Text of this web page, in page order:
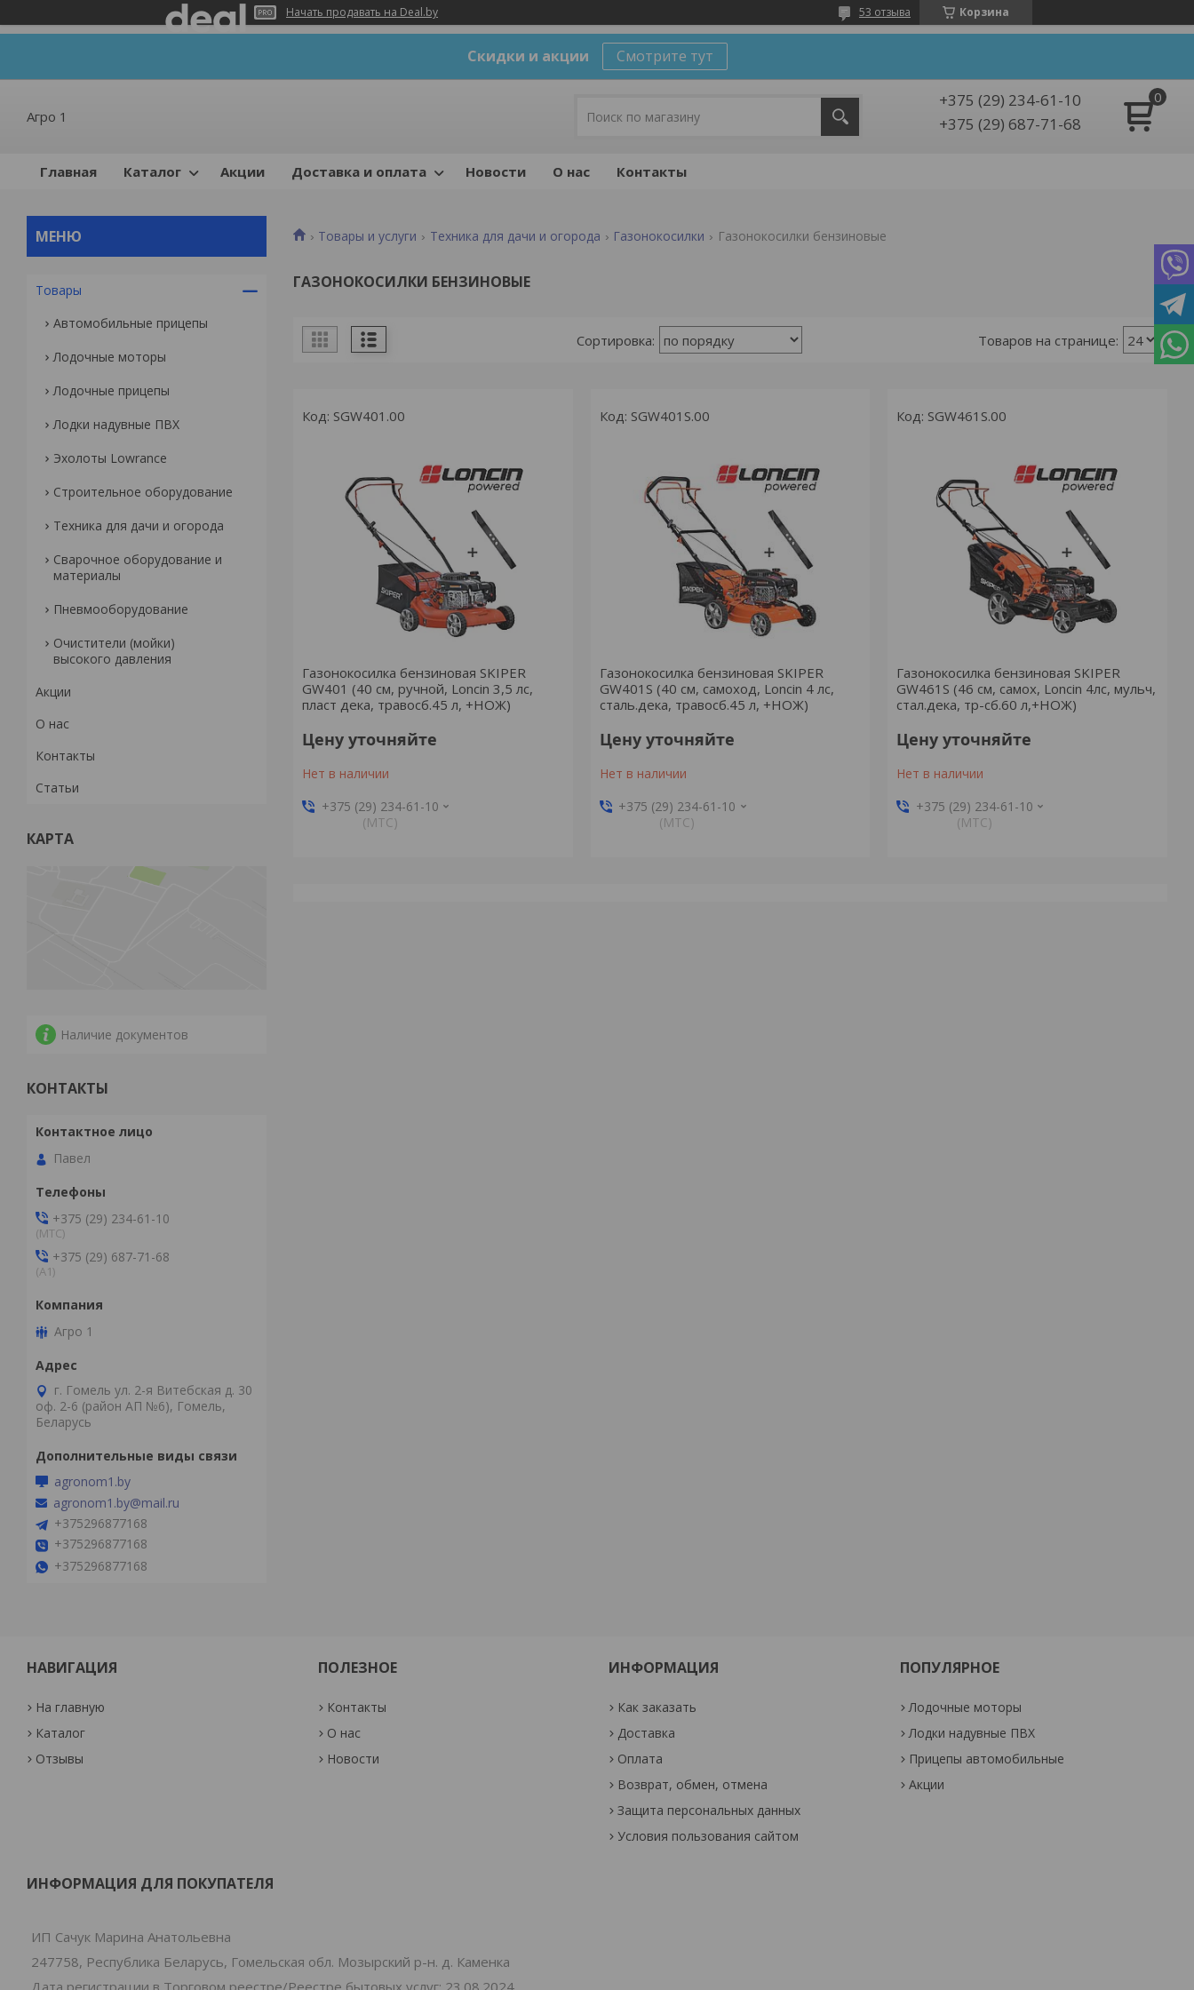
Начать продавать на Deal.by Корзина
53 отзыва
Скидки и акции Смотрите тут
Агро 1
+375 (29) 234-61-10
+375 (29) 687-71-68
Главная Каталог Акции Доставка и оплата Новости О нас Контакты
Товары и услуги Техника для дачи и огорода Газонокосилки Газонокосилки бензиновые
ГАЗОНОКОСИЛКИ БЕНЗИНОВЫЕ
SGW401.00
Газонокосилка бензиновая SKIPER
GW401 (40 см, ручной, Loncin 3,5 лс,
пласт дека, травосб.45 л, +НОЖ)
Цену уточняйте
Нет в наличии
+375 (29) 234-61-10
(MTС)
SGW401S.00
Газонокосилка бензиновая SKIPER
GW401S (40 см, самоход, Loncin 4 лс,
сталь.дека, травосб.45 л, +НОЖ)
Цену уточняйте
Нет в наличии
+375 (29) 234-61-10
(MTС)
SGW461S.00
Газонокосилка бензиновая SKIPER
GW461S (46 см, самох, Loncin 4лс, мульч,
стал.дека, тр-сб.60 л,+НОЖ)
Цену уточняйте
Нет в наличии
+375 (29) 234-61-10
(MTС)
Товары
Автомобильные прицепы
Лодочные моторы
Лодочные прицепы
Лодки надувные ПВХ
Эхолоты Lowrance
Строительное оборудование
Техника для дачи и огорода
Сварочное оборудование и
материалы
Пневмооборудование
Очистители (мойки)
высокого давления
Акции
О нас
Контакты
Статьи
КАРТА
Наличие документов
КОНТАКТЫ
Павел
+375 (29) 234-61-10
(MTС)
+375 (29) 687-71-68
(А1)
Агро 1
г. Гомель ул. 2-я Витебская д. 30
оф. 2-6 (район АП №6), Гомель,
Беларусь
agronom1.by
agronom1.by@mail.ru
+375296877168
+375296877168
+375296877168
НАВИГАЦИЯ
На главную
Каталог
Отзывы
ПОЛЕЗНОЕ
Контакты
О нас
Новости
ИНФОРМАЦИЯ
Как заказать
Доставка
Оплата
Возврат, обмен, отмена
Защита персональных данных
Условия пользования сайтом
ПОПУЛЯРНОЕ
Лодочные моторы
Лодки надувные ПВХ
Прицепы автомобильные
Акции
ИНФОРМАЦИЯ ДЛЯ ПОКУПАТЕЛЯ
ИП Сачук Марина Анатольевна
247758, Республика Беларусь, Гомельская обл. Мозырский р-н. д. Каменка
Дата регистрации в Торговом реестре/Реестре бытовых услуг: 23.08.2024